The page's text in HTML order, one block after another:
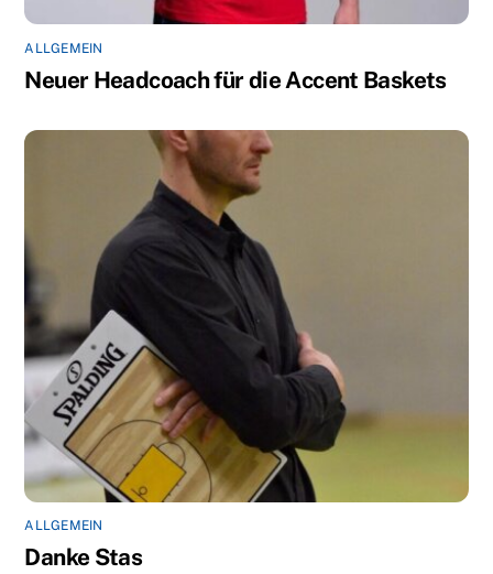
ALLGEMEIN
Neuer Headcoach für die Accent Baskets
ALLGEMEIN
Danke Stas